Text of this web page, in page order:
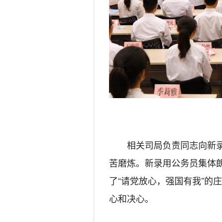
相关司局负责同志向新
苦磨炼。新录用公务员集体
了“请党放心，强国有我”的
心和决心。